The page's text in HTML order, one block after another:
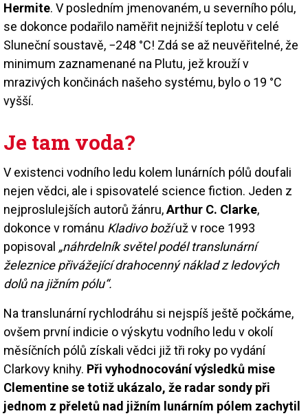
Hermite. V posledním jmenovaném, u severního pólu,
se dokonce podařilo naměřit nejnižší teplotu v celé
Sluneční soustavě, −248 °C! Zdá se až neuvěřitelné, že
minimum zaznamenané na Plutu, jež krouží v
mrazivých končinách našeho systému, bylo o 19 °C
vyšší.
Je tam voda?
V existenci vodního ledu kolem lunárních pólů doufali
nejen vědci, ale i spisovatelé science fiction. Jeden z
nejproslulejších autorů žánru,Arthur C. Clarke,
dokonce v románu Kladivo božíuž v roce 1993
popisoval „náhrdelník světel podél translunární
železnice přivážející drahocenný náklad z ledových
dolů na jižním pólu“.
Na translunární rychlodráhu si nejspíš ještě počkáme,
ovšem první indicie o výskytu vodního ledu v okolí
měsíčních pólů získali vědci již tři roky po vydání
Clarkovy knihy. Při vyhodnocování výsledků mise
Clementine se totiž ukázalo, že radar sondy při
jednom z přeletů nad jižním lunárním pólem zachytil